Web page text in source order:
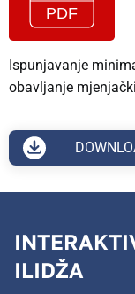
Ispunjavanje
obavljanje
ILIDŽA